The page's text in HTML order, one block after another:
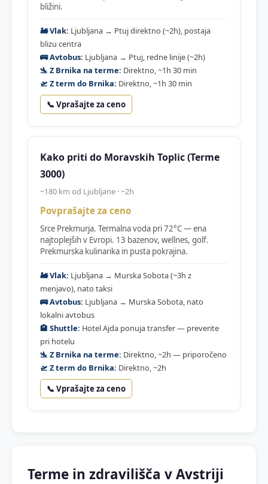
bližini.
🚂 Vlak: Ljubljana → Ptuj direktno (~2h), postaja
blizu centra
🚌 Avtobus: Ljubljana → Ptuj, redne linije (~2h)
🛬 Z Brnika na terme: Direktno, ~1h 30 min
🛫 Z term do Brnika: Direktno, ~1h 30 min
📞 Vprašajte za ceno
Kako priti do Moravskih Toplic (Terme
3000)
~180 km od Ljubljane · ~2h
Povprašajte za ceno
Srce Prekmurja. Termalna voda pri 72°C — ena
najtoplejših v Evropi. 13 bazenov, wellnes, golf.
Prekmurska kulinarika in pusta pokrajina.
🚂 Vlak: Ljubljana → Murska Sobota (~3h z
menjavo), nato taksi
🚌 Avtobus: Ljubljana → Murska Sobota, nato
lokalni avtobus
🏨 Shuttle: Hotel Ajda ponuja transfer — preverite
pri hotelu
🛬 Z Brnika na terme: Direktno, ~2h — priporočeno
🛫 Z term do Brnika: Direktno, ~2h
📞 Vprašajte za ceno
Terme in zdravilišča v Avstriji